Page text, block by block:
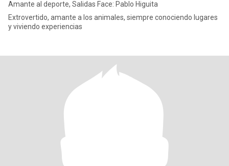
Amante al deporte, Salidas Face: Pablo Higuita
Extrovertido, amante a los animales, siempre conociendo lugares
y viviendo experiencias